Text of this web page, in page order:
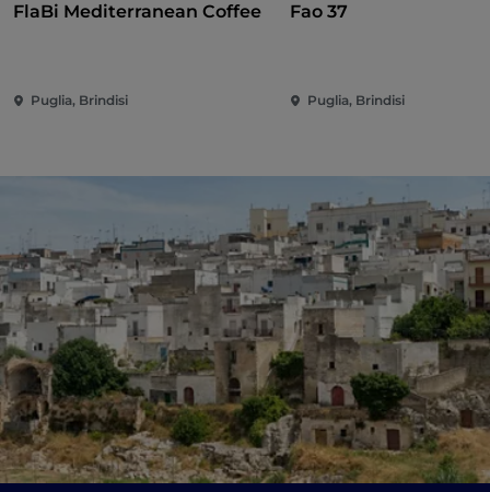
FlaBi Mediterranean Coffee
Puglia, Brindisi
Fao 37
Puglia, Brindisi